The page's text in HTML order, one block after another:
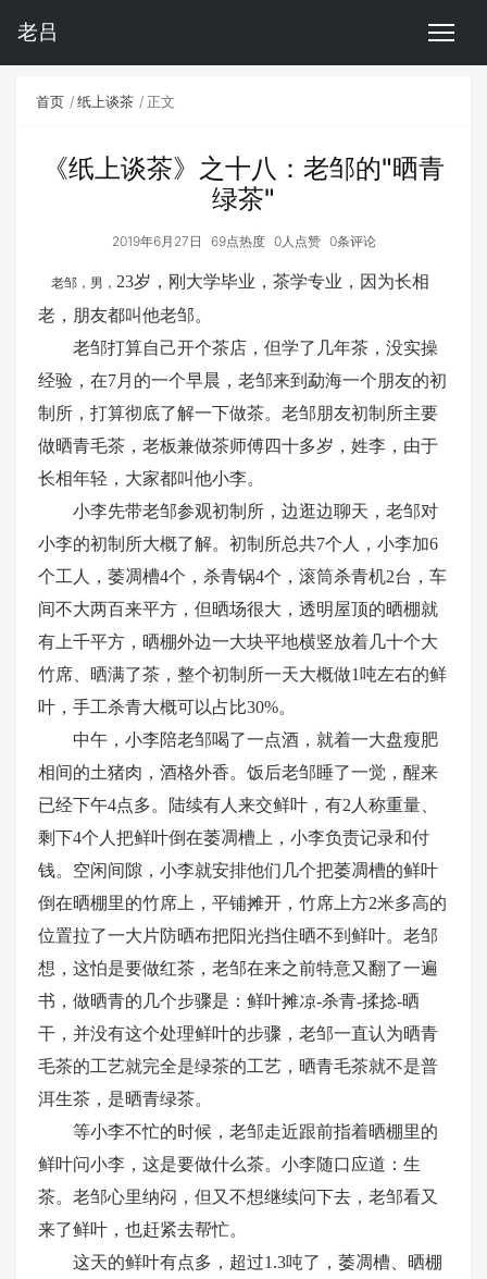
老吕
首页 纸上谈茶 正文
《纸上谈茶》之十八：老邹的"晒青
绿茶"
2019年6月27日 69点热度 0人点赞 0条评论
老邹，男， 23岁，刚大学毕业，茶学专业，因为长相
老，朋友都叫他老邹。
老邹打算自己开个茶店，但学了几年茶，没实操
经验，在7月的一个早晨，老邹来到勐海一个朋友的初
制所，打算彻底了解一下做茶。老邹朋友初制所主要
做晒青毛茶，老板兼做茶师傅四十多岁，姓李，由于
长相年轻，大家都叫他小李。
小李先带老邹参观初制所，边逛边聊天，老邹对
小李的初制所大概了解。初制所总共7个人，小李加6
个工人，萎凋槽4个，杀青锅4个，滚筒杀青机2台，车
间不大两百来平方，但晒场很大，透明屋顶的晒棚就
有上千平方，晒棚外边一大块平地横竖放着几十个大
竹席、晒满了茶，整个初制所一天大概做1吨左右的鲜
叶，手工杀青大概可以占比30%。
中午，小李陪老邹喝了一点酒，就着一大盘瘦肥
相间的土猪肉，酒格外香。饭后老邹睡了一觉，醒来
已经下午4点多。陆续有人来交鲜叶，有2人称重量、
剩下4个人把鲜叶倒在萎凋槽上，小李负责记录和付
钱。空闲间隙，小李就安排他们几个把萎凋槽的鲜叶
倒在晒棚里的竹席上，平铺摊开，竹席上方2米多高的
位置拉了一大片防晒布把阳光挡住晒不到鲜叶。老邹
想，这怕是要做红茶，老邹在来之前特意又翻了一遍
书，做晒青的几个步骤是：鲜叶摊凉-杀青-揉捻-晒
干，并没有这个处理鲜叶的步骤，老邹一直认为晒青
毛茶的工艺就完全是绿茶的工艺，晒青毛茶就不是普
洱生茶，是晒青绿茶。
等小李不忙的时候，老邹走近跟前指着晒棚里的
鲜叶问小李，这是要做什么茶。小李随口应道：生
茶。老邹心里纳闷，但又不想继续问下去，老邹看又
来了鲜叶，也赶紧去帮忙。
这天的鲜叶有点多，超过1.3吨了，萎凋槽、晒棚